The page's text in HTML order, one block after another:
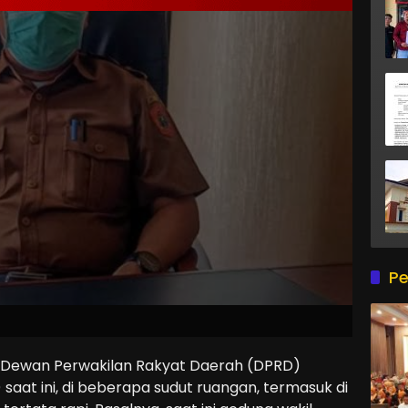
Perwakilan Rakyat Daerah (DPRD)
ini, di beberapa sudut ruangan, termasuk di